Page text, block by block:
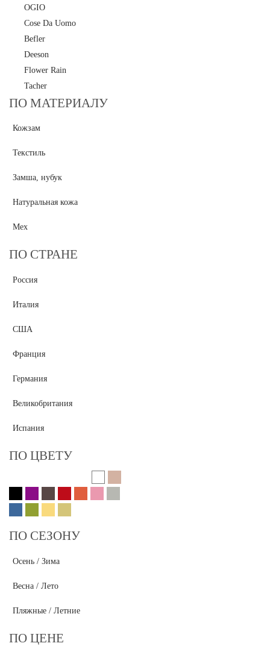
OGIO
Cose Da Uomo
Befler
Deeson
Flower Rain
Tacher
ПО МАТЕРИАЛУ
Кожзам
Текстиль
Замша, нубук
Натуральная кожа
Мех
ПО СТРАНЕ
Россия
Италия
США
Франция
Германия
Великобритания
Испания
ПО ЦВЕТУ
ПО СЕЗОНУ
Осень / Зима
Весна / Лето
Пляжные / Летние
ПО ЦЕНЕ